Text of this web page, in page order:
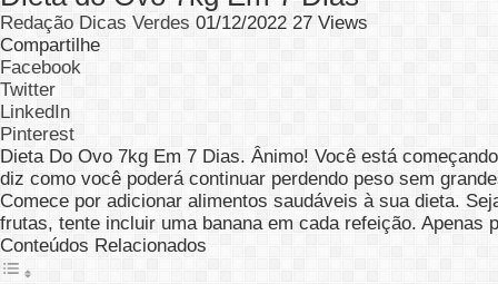
Redação Dicas Verdes 01/12/2022 27 Views
Compartilhe
Facebook
Twitter
LinkedIn
Pinterest
Dieta Do Ovo 7kg Em 7 Dias. Ânimo! Você está
diz como você poderá continuar perdendo peso sem
Comece por adicionar alimentos saudáveis à sua dieta.
frutas, tente incluir uma banana em cada refeição.
Conteúdos Relacionados